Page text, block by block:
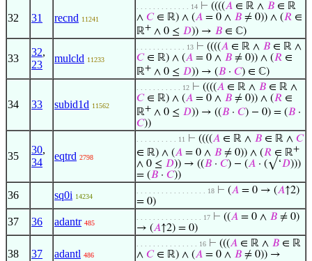
32 31 recnd 11241
. . . . . . . . . . . . . 14 ⊢ ((((𝐴 ∈ ℝ ∧ 𝐵 ∈ ℝ
∧ 𝐶∈ ℝ) ∧ (𝐴 = 0 ∧ 𝐵 ≠ 0)) ∧ (𝑅 ∈
ℝ+ ∧ 0 ≤ 𝐷)) → 𝐵 ∈ ℂ)
33
32,
23
mulcld 11233
. . . . . . . . . . . . 13 ⊢ ((((𝐴 ∈ ℝ ∧ 𝐵 ∈ ℝ ∧
𝐶∈ ℝ) ∧ (𝐴 = 0 ∧ 𝐵 ≠ 0)) ∧ (𝑅 ∈
ℝ+ ∧ 0 ≤ 𝐷)) → (𝐵 · 𝐶) ∈ ℂ)
34 33 subid1d 11562
. . . . . . . . . . . 12 ⊢ ((((𝐴 ∈ ℝ ∧ 𝐵 ∈ ℝ ∧
𝐶∈ ℝ) ∧ (𝐴 = 0 ∧ 𝐵 ≠ 0)) ∧ (𝑅 ∈
ℝ+ ∧ 0 ≤ 𝐷)) → ((𝐵 · 𝐶) − 0) = (𝐵 ·
𝐶))
35
30,
34
eqtrd 2798
. . . . . . . . . . 11 ⊢ ((((𝐴 ∈ ℝ ∧ 𝐵 ∈ ℝ ∧ 𝐶
∈ ℝ) ∧ (𝐴 = 0 ∧ 𝐵 ≠ 0)) ∧ (𝑅 ∈ ℝ+
∧ 0 ≤ 𝐷)) → ((𝐵 · 𝐶) − (𝐴 · (√‘𝐷)))
= (𝐵 · 𝐶))
36 sq0i 14234
. . . . . . . . . . . . . . . . . 18 ⊢ (𝐴 = 0 → (𝐴↑2)
= 0)
37 36 adantr 485
. . . . . . . . . . . . . . . . 17 ⊢ ((𝐴 = 0 ∧ 𝐵 ≠ 0)
→ (𝐴↑2) = 0)
38 37 adantl 486
. . . . . . . . . . . . . . . 16 ⊢ (((𝐴 ∈ ℝ ∧ 𝐵 ∈ ℝ
∧ 𝐶∈ ℝ) ∧ (𝐴 = 0 ∧ 𝐵 ≠ 0)) →